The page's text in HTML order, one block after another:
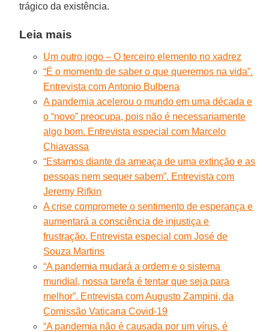
trágico da existência.
Leia mais
Um outro jogo – O terceiro elemento no xadrez
“É o momento de saber o que queremos na vida”.
Entrevista com Antonio Bulbena
A pandemia acelerou o mundo em uma década e
o “novo” preocupa, pois não é necessariamente
algo bom. Entrevista especial com Marcelo
Chiavassa
“Estamos diante da ameaça de uma extinção e as
pessoas nem sequer sabem”. Entrevista com
Jeremy Rifkin
A crise compromete o sentimento de esperança e
aumentará a consciência de injustiça e
frustração. Entrevista especial com José de
Souza Martins
“A pandemia mudará a ordem e o sistema
mundial, nossa tarefa é tentar que seja para
melhor”. Entrevista com Augusto Zampini, da
Comissão Vaticana Covid-19
“A pandemia não é causada por um vírus, é